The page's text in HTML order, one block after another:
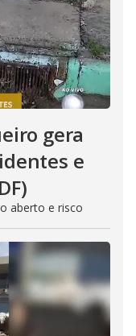
gera
e
aberto e risco